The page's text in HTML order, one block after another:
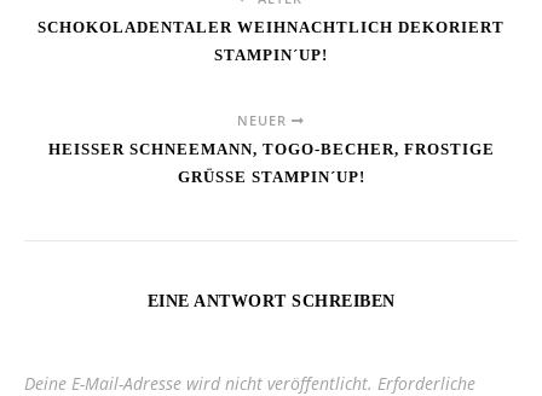
SCHOKOLADENTALER WEIHNACHTLICH DEKORIERT
STAMPIN´UP!
NEUER
HEISSER SCHNEEMANN, TOGO-BECHER, FROSTIGE
GRÜSSE STAMPIN´UP!
EINE ANTWORT SCHREIBEN
Deine E-Mail-Adresse wird nicht veröffentlicht. Erforderliche